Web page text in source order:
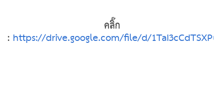
คลิ๊ก
: https://drive.google.com/file/d/